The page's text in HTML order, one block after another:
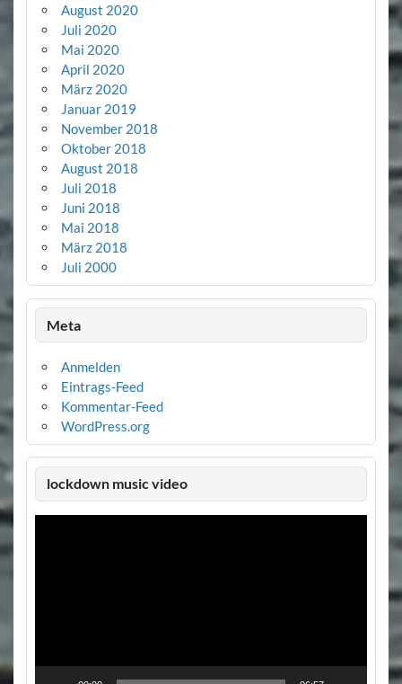
August 2020
Juli 2020
Mai 2020
April 2020
März 2020
Januar 2019
November 2018
Oktober 2018
August 2018
Juli 2018
Juni 2018
Mai 2018
März 2018
Juli 2000
Meta
Anmelden
Eintrags-Feed
Kommentar-Feed
WordPress.org
lockdown music video
Video-